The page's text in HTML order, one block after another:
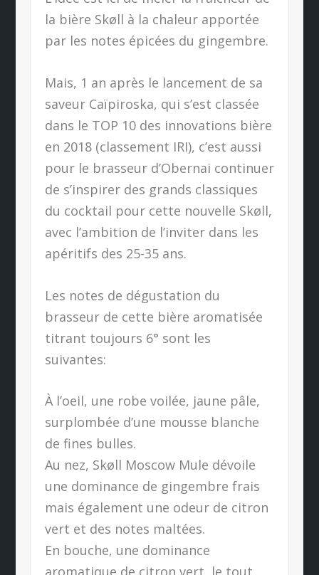
la bière Skøll à la chaleur apportée
par les notes épicées du gingembre.
Mais, 1 an après le lancement de sa
saveur Caïpiroska, qui s’est classée
dans le TOP 10 des innovations bière
en 2018 (classement IRI), c’est aussi
pour le brasseur d’Obernai continuer
de s’inspirer des grands classiques
du cocktail pour cette nouvelle Skøll,
avec l’ambition de l’inviter dans les
apéritifs des 25-35 ans.
Les notes de dégustation du
brasseur de cette bière aromatisée
titrant toujours 6° sont les
suivantes:
À l’oeil, une robe voilée, jaune pâle,
surplombée d’une mousse blanche
de fines bulles.
Au nez, Skøll Moscow Mule dévoile
une dominance de gingembre frais
mais également une odeur de citron
vert et des notes maltées.
En bouche, une dominance